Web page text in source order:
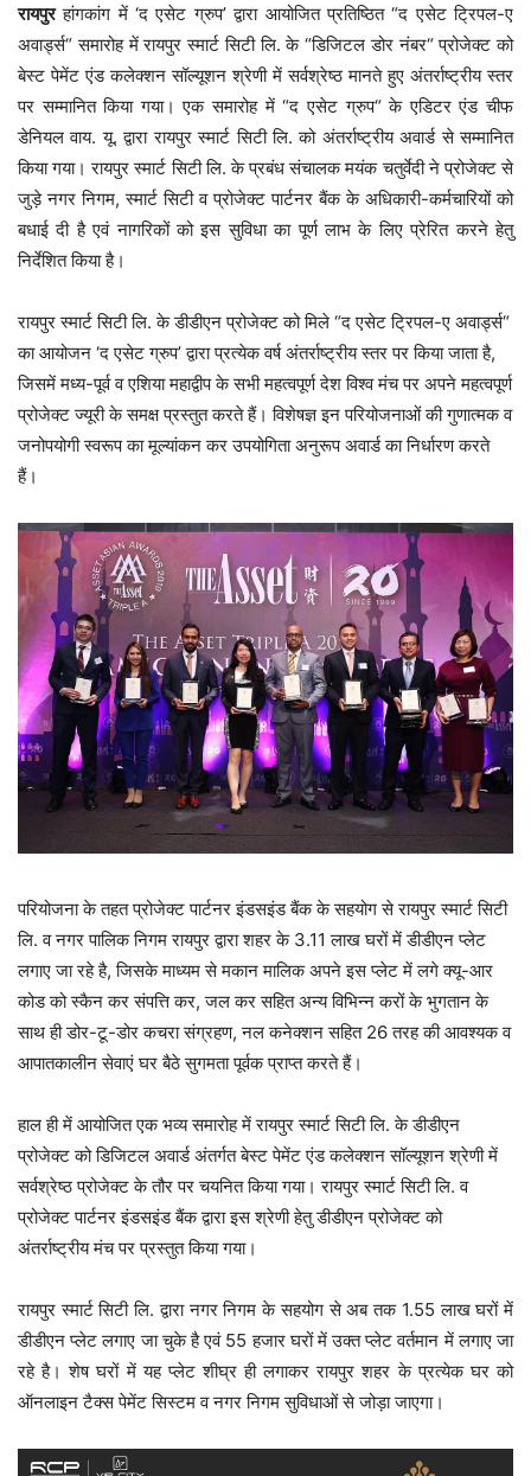
रायपुरहांगकांग में ‘द एसेट ग्रुप’ द्वारा आयोजित प्रतिष्ठित “द एसेट ट्रिपल-ए
अवार्ड्स“ समारोह में रायपुर स्मार्ट सिटी लि. के “डिजिटल डोर नंबर“ प्रोजेक्ट को
बेस्ट पेमेंट एंड कलेक्शन सॉल्यूशन श्रेणी में सर्वश्रेष्ठ मानते हुए अंतर्राष्ट्रीय स्तर
पर सम्मानित किया गया। एक समारोह में “द एसेट ग्रुप“ के एडिटर एंड चीफ
डेनियल वाय. यू. द्वारा रायपुर स्मार्ट सिटी लि. को अंतर्राष्ट्रीय अवार्ड से सम्मानित
किया गया। रायपुर स्मार्ट सिटी लि. के प्रबंध संचालक मयंक चतुर्वेदी ने प्रोजेक्ट से
जुड़े नगर निगम, स्मार्ट सिटी व प्रोजेक्ट पार्टनर बैंक के अधिकारी-कर्मचारियों को
बधाई दी है एवं नागरिकों को इस सुविधा का पूर्ण लाभ के लिए प्रेरित करने हेतु
निर्देशित किया है।
रायपुर स्मार्ट सिटी लि. के डीडीएन प्रोजेक्ट को मिले “द एसेट ट्रिपल-ए अवार्ड्स“
का आयोजन ‘द एसेट ग्रुप’ द्वारा प्रत्येक वर्ष अंतर्राष्ट्रीय स्तर पर किया जाता है,
जिसमें मध्य-पूर्व व एशिया महाद्वीप के सभी महत्वपूर्ण देश विश्व मंच पर अपने महत्वपूर्ण
प्रोजेक्ट ज्यूरी के समक्ष प्रस्तुत करते हैं। विशेषज्ञ इन परियोजनाओं की गुणात्मक व
जनोपयोगी स्वरूप का मूल्यांकन कर उपयोगिता अनुरूप अवार्ड का निर्धारण करते
हैं।
परियोजना के तहत प्रोजेक्ट पार्टनर इंडसइंड बैंक के सहयोग से रायपुर स्मार्ट सिटी
लि. व नगर पालिक निगम रायपुर द्वारा शहर के 3.11 लाख घरों में डीडीएन प्लेट
लगाए जा रहे है, जिसके माध्यम से मकान मालिक अपने इस प्लेट में लगे क्यू-आर
कोड को स्कैन कर संपत्ति कर, जल कर सहित अन्य विभिन्न करों के भुगतान के
साथ ही डोर-टू-डोर कचरा संग्रहण, नल कनेक्शन सहित 26 तरह की आवश्यक व
आपातकालीन सेवाएं घर बैठे सुगमता पूर्वक प्राप्त करते हैं।
हाल ही में आयोजित एक भव्य समारोह में रायपुर स्मार्ट सिटी लि. के डीडीएन
प्रोजेक्ट को डिजिटल अवार्ड अंतर्गत बेस्ट पेमेंट एंड कलेक्शन सॉल्यूशन श्रेणी में
सर्वश्रेष्ठ प्रोजेक्ट के तौर पर चयनित किया गया। रायपुर स्मार्ट सिटी लि. व
प्रोजेक्ट पार्टनर इंडसइंड बैंक द्वारा इस श्रेणी हेतु डीडीएन प्रोजेक्ट को
अंतर्राष्ट्रीय मंच पर प्रस्तुत किया गया।
रायपुर स्मार्ट सिटी लि. द्वारा नगर निगम के सहयोग से अब तक 1.55 लाख घरों में
डीडीएन प्लेट लगाए जा चुके है एवं 55 हजार घरों में उक्त प्लेट वर्तमान में लगाए जा
रहे है। शेष घरों में यह प्लेट शीघ्र ही लगाकर रायपुर शहर के प्रत्येक घर को
ऑनलाइन टैक्स पेमेंट सिस्टम व नगर निगम सुविधाओं से जोड़ा जाएगा।